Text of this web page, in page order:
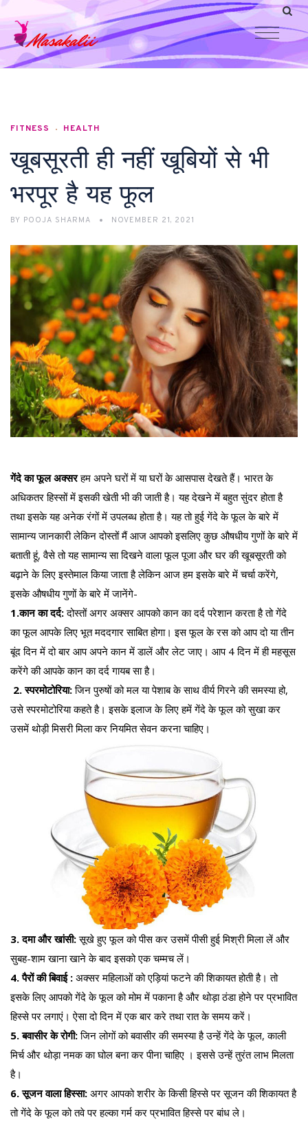
FITNESS HEALTH
खूबसूरती ही नहीं खूबियों से भी
भरपूर है यह फूल
BY POOJA SHARMA NOVEMBER 21, 2021
गेंदे का फूल अक्सरहम अपने घरों में या घरों के आसपास देखते हैं। भारत के
अधिकतर हिस्सों में इसकी खेती भी की जाती है। यह देखने में बहुत सुंदर होता है
तथा इसके यह अनेक रंगों में उपलब्ध होता है। यह तो हुई गेंदे के फूल के बारे में
सामान्य जानकारी लेकिन दोस्तों मैं आज आपको इसलिए कुछ औषधीय गुणों के बारे में
बताती हूं, वैसे तो यह सामान्य सा दिखने वाला फूल पूजा और घर की खूबसूरती को
बढ़ाने के लिए इस्तेमाल किया जाता है लेकिन आज हम इसके बारे में चर्चा करेंगे,
इसके औषधीय गुणों के बारे में जानेंगे-
1.कान का दर्द:दोस्तों अगर अक्सर आपको कान का दर्द परेशान करता है तो गेंदे
का फूल आपके लिए भूत मददगार साबित होगा। इस फूल के रस को आप दो या तीन
बूंद दिन में दो बार आप अपने कान में डालें और लेट जाए। आप 4 दिन में ही महसूस
करेंगे की आपके कान का दर्द गायब सा है।
2. स्परमोटोरिया:जिन पुरुषों को मल या पेशाब के साथ वीर्य गिरने की समस्या हो,
उसे स्परमोटोरिया कहते है। इसके इलाज के लिए हमें गेंदे के फूल को सुखा कर
उसमें थोड़ी मिसरी मिला कर नियमित सेवन करना चाहिए।
3. दमा और खांसी:सूखे हुए फूल को पीस कर उसमें पीसी हुई मिश्री मिला लें और
सुबह-शाम खाना खाने के बाद इसको एक चम्मच लें।
4. पैरों की बिवाई : अक्सर महिलाओं को एड़ियां फटने की शिकायत होती है। तो
इसके लिए आपको गेंदे के फूल को मोम में पकाना है और थोड़ा ठंडा होने पर प्रभावित
हिस्से पर लगाएं। ऐसा दो दिन में एक बार करे तथा रात के समय करें।
5. बवासीर के रोगी:जिन लोगों को बवासीर की समस्या है उन्हें गेंदे के फूल, काली
मिर्च और थोड़ा नमक का घोल बना कर पीना चाहिए । इससे उन्हें तुरंत लाभ मिलता
है।
6. सूजन वाला हिस्सा: अगर आपको शरीर के किसी हिस्से पर सूजन की शिकायत है
तो गेंदे के फूल को तवे पर हल्का गर्म कर प्रभावित हिस्से पर बांध ले।